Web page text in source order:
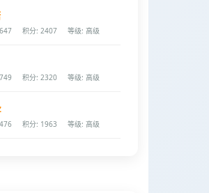
积分: 2407 等级: 高级
积分: 2320 等级: 高级
积分: 1963 等级: 高级